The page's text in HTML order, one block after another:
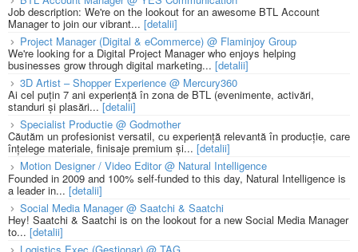
Job description: We're on the lookout for an awesome BTL Account
Manager to join our vibrant... [detalii]
Project Manager (Digital & eCommerce) @ Flaminjoy Group
We're looking for a Digital Project Manager who enjoys helping
businesses grow through digital marketing... [detalii]
3D Artist – Shopper Experience @ Mercury360
Ai cel puțin 7 ani experiență în zona de BTL (evenimente, activări,
standuri și plasări... [detalii]
Specialist Productie @ Godmother
Căutăm un profesionist versatil, cu experiență relevantă în producție, care
înțelege materiale, finisaje premium și... [detalii]
Motion Designer / Video Editor @ Natural Intelligence
Founded in 2009 and 100% self-funded to this day, Natural Intelligence is
a leader in... [detalii]
Social Media Manager @ Saatchi & Saatchi
Hey! Saatchi & Saatchi is on the lookout for a new Social Media Manager
to... [detalii]
Logistics Exec (Gestionar) @ TAG